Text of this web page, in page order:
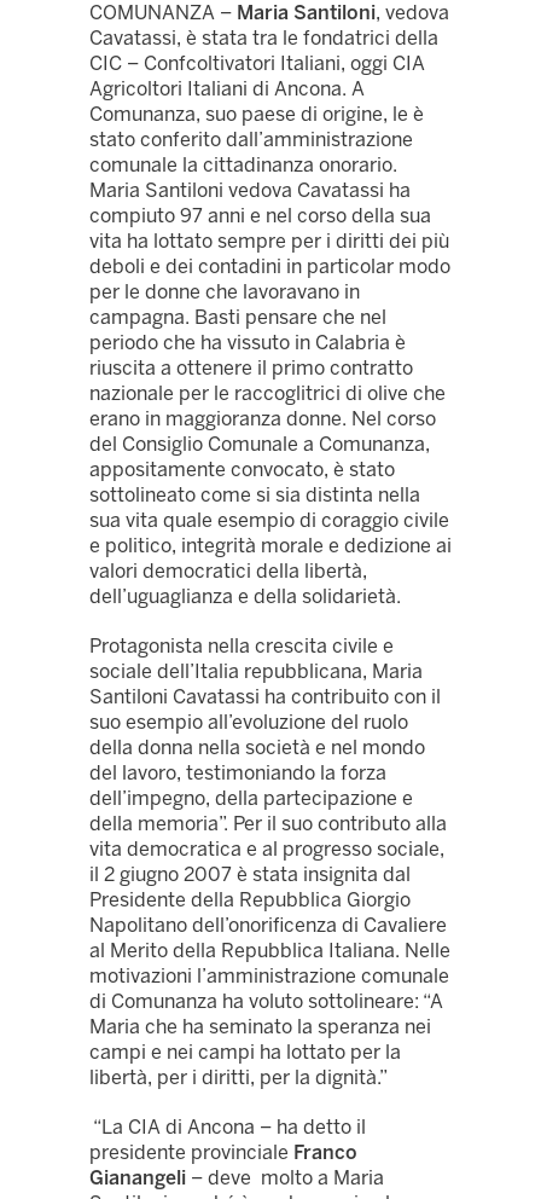
COMUNANZA – Maria Santiloni, vedova
Cavatassi, è stata tra le fondatrici della
CIC – Confcoltivatori Italiani, oggi CIA
Agricoltori Italiani di Ancona. A
Comunanza, suo paese di origine, le è
stato conferito dall’amministrazione
comunale la cittadinanza onorario.
Maria Santiloni vedova Cavatassi ha
compiuto 97 anni e nel corso della sua
vita ha lottato sempre per i diritti dei più
deboli e dei contadini in particolar modo
per le donne che lavoravano in
campagna. Basti pensare che nel
periodo che ha vissuto in Calabria è
riuscita a ottenere il primo contratto
nazionale per le raccoglitrici di olive che
erano in maggioranza donne. Nel corso
del Consiglio Comunale a Comunanza,
appositamente convocato, è stato
sottolineato come si sia distinta nella
sua vita quale esempio di coraggio civile
e politico, integrità morale e dedizione ai
valori democratici della libertà,
dell’uguaglianza e della solidarietà.
Protagonista nella crescita civile e
sociale dell’Italia repubblicana, Maria
Santiloni Cavatassi ha contribuito con il
suo esempio all’evoluzione del ruolo
della donna nella società e nel mondo
del lavoro, testimoniando la forza
dell’impegno, della partecipazione e
della memoria”. Per il suo contributo alla
vita democratica e al progresso sociale,
il 2 giugno 2007 è stata insignita dal
Presidente della Repubblica Giorgio
Napolitano dell’onorificenza di Cavaliere
al Merito della Repubblica Italiana. Nelle
motivazioni l’amministrazione comunale
di Comunanza ha voluto sottolineare: “A
Maria che ha seminato la speranza nei
campi e nei campi ha lottato per la
libertà, per i diritti, per la dignità.”
“La CIA di Ancona – ha detto il
presidente provinciale Franco
Gianangeli – deve molto a Maria